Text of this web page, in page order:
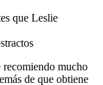
que Leslie
recomiendo mucho
de que obtiene